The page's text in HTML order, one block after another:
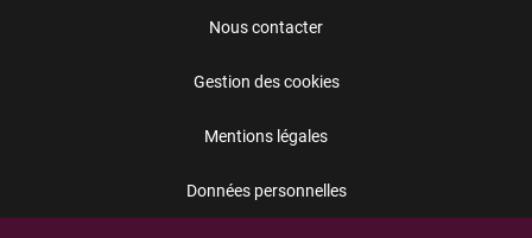
Nous contacter
Gestion des cookies
Mentions légales
Données personnelles